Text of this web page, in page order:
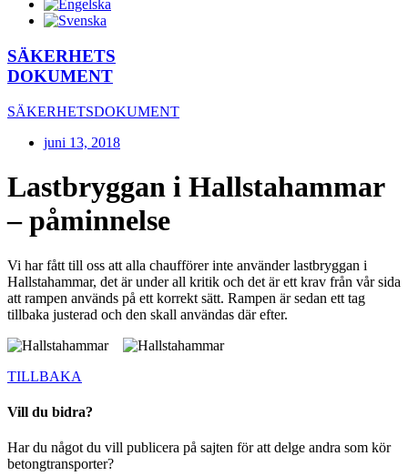
SÄKERHETS
DOKUMENT
SÄKERHETSDOKUMENT
juni 13, 2018
Lastbryggan i Hallstahammar
– påminnelse
Vi har fått till oss att alla chaufförer inte använder lastbryggan i
Hallstahammar, det är under all kritik och det är ett krav från vår sida
att rampen används på ett korrekt sätt. Rampen är sedan ett tag
tillbaka justerad och den skall användas där efter.
TILLBAKA
Vill du bidra?
Har du något du vill publicera på sajten för att delge andra som kör
betongtransporter?